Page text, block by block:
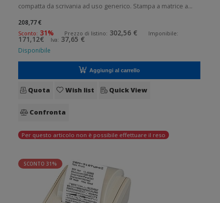
compatta da scrivania ad uso generico. Stampa a matrice a
colonne Supporto di stampa: Ricevute Connettivit: Parallela
Dotazi
208,77 €
Sconto: 31% Prezzo di listino: 302,56 € Imponibile:
171,12€ Iva: 37,65 €
Disponibile
Aggiungi al carrello
Quota Wish list Quick View
Confronta
Per questo articolo non è possibile effettuare il reso
SCONTO 31%